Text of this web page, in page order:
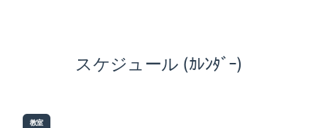
スケジュール (ｶﾚﾝﾀﾞｰ)
教室